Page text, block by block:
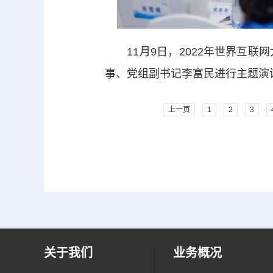
11月9日，2022年世界互联网
事、党组副书记李富民进行主题演
上一页 1 2 3
关于我们 业务概况